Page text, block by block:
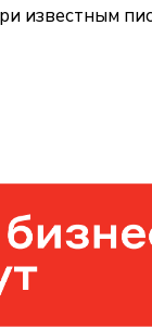
известным